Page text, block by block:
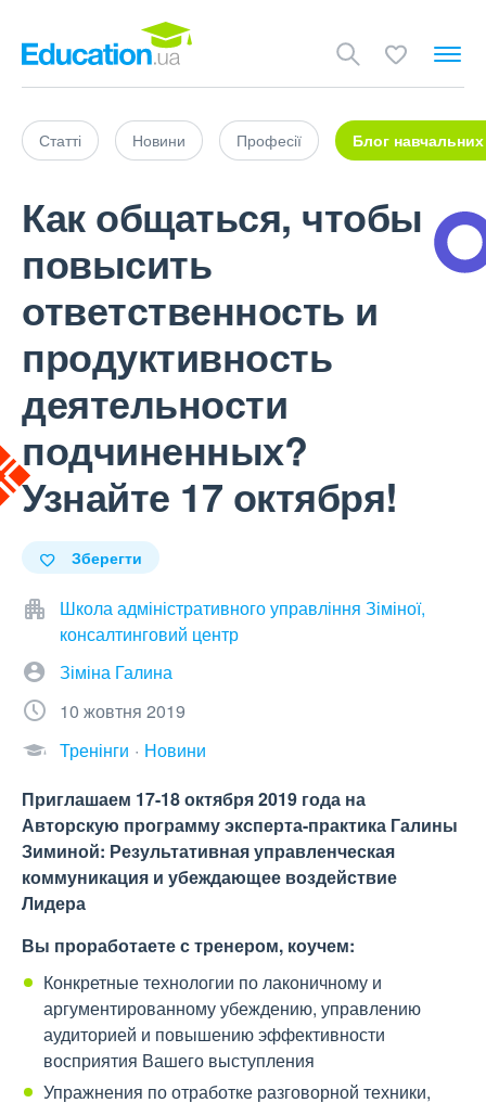
Статті Новини Професії Блог навчальних
Как общаться, чтобы
повысить
ответственность и
продуктивность
деятельности
подчиненных?
Узнайте 17 октября!
Зберегти
Школа адміністративного управління Зіміної,
консалтинговий центр
Зіміна Галина
10 жовтня 2019
Тренінги
Новини
Приглашаем 17-18 октября 2019 года на
Авторскую программу эксперта-практика Галины
Зиминой: Результативная управленческая
коммуникация и убеждающее воздействие
Лидера
Вы проработаете с тренером, коучем:
Конкретные технологии по лаконичному и
аргументированному убеждению, управлению
аудиторией и повышению эффективности
восприятия Вашего выступления
Упражнения по отработке разговорной техники,